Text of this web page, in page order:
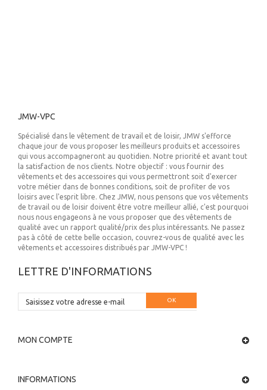
JMW-VPC
Spécialisé dans le vêtement de travail et de loisir, JMW s'efforce
chaque jour de vous proposer les meilleurs produits et accessoires
qui vous accompagneront au quotidien. Notre priorité et avant tout
la satisfaction de nos clients. Notre objectif : vous fournir des
vêtements et des accessoires qui vous permettront soit d'exercer
votre métier dans de bonnes conditions, soit de profiter de vos
loisirs avec l'esprit libre. Chez JMW, nous pensons que vos vêtements
de travail ou de loisir doivent être votre meilleur allié, c'est pourquoi
nous nous engageons à ne vous proposer que des vêtements de
qualité avec un rapport qualité/prix des plus intéressants. Ne passez
pas à côté de cette belle occasion, couvrez-vous de qualité avec les
vêtements et accessoires distribués par JMW-VPC !
LETTRE D'INFORMATIONS
OK
MON COMPTE
INFORMATIONS